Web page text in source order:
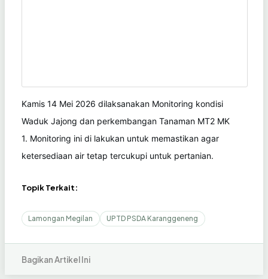
Kamis 14 Mei 2026 dilaksanakan Monitoring kondisi
Waduk Jajong dan perkembangan Tanaman MT2 MK
1. Monitoring ini di lakukan untuk memastikan agar
ketersediaan air tetap tercukupi untuk pertanian.
Topik Terkait:
Lamongan Megilan UPTD PSDA Karanggeneng
Bagikan Artikel Ini